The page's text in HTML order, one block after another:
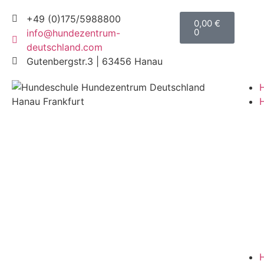
+49 (0)175/5988800
info@hundezentrum-
deutschland.com
Gutenbergstr.3 | 63456 Hanau
0,00 €
0